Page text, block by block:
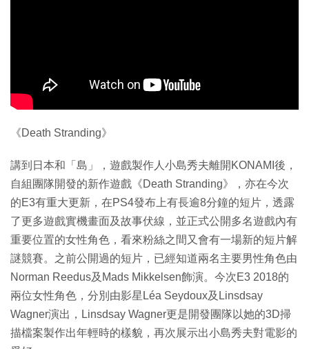
《Death Stranding》
講到日本和「島」，遊戲製作人小島秀夫離開KONAMI後，
自組團隊開發的新作遊戲《Death Stranding》，亦在今次
的E3有重大更新，在PS4發布上有長逾8分鐘的短片，透露
了更多遊戲實機畫面及故事伏線，並正式公開多名遊戲內有
重要位置的女性角色，看來粉絲之間又會有一場新的短片解
謎競賽。之前公開過的短片，已經知道兩名主要男性角色由
Norman Reedus及Mads Mikkelsen飾演。今次E3 2018的
兩位女性角色，分別由影星Léa Seydoux及Linsdsay
Wagner演出，Linsdsay Wagner更是開發團隊以她的3D掃
描檔案製作出年輕時的樣貌，再次展示出小島秀夫對電影的